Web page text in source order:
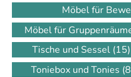
Möbel für
Möbel für
Tische und Sessel (15)
Toniebox und Tonies